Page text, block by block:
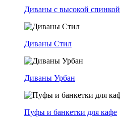
Диваны с высокой спинкой
Диваны Стил
Диваны Урбан
Пуфы и банкетки для кафе